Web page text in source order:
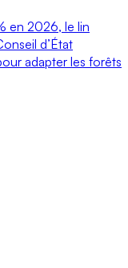
en 2026, le lin
d’État
adapter les forêts